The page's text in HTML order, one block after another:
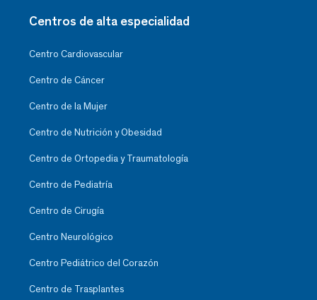
Centros de alta especialidad
Centro Cardiovascular
Centro de Cáncer
Centro de la Mujer
Centro de Nutrición y Obesidad
Centro de Ortopedia y Traumatología
Centro de Pediatría
Centro de Cirugía
Centro Neurológico
Centro Pediátrico del Corazón
Centro de Trasplantes